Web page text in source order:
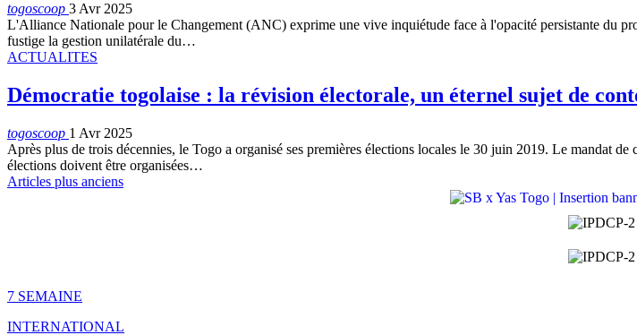
togoscoop 3 Avr 2025
L'Alliance Nationale pour le Changement (ANC) exprime une vive inquiétude face à l'opacité persistante du
fustige la gestion unilatérale du…
ACTUALITES
Démocratie togolaise : la révision électorale, un éternel sujet de
togoscoop 1 Avr 2025
Après plus de trois décennies, le Togo a organisé ses premières élections locales le 30 juin 2019. Le mandat
élections doivent être organisées…
Articles plus anciens
7 SEMAINE
INTERNATIONAL